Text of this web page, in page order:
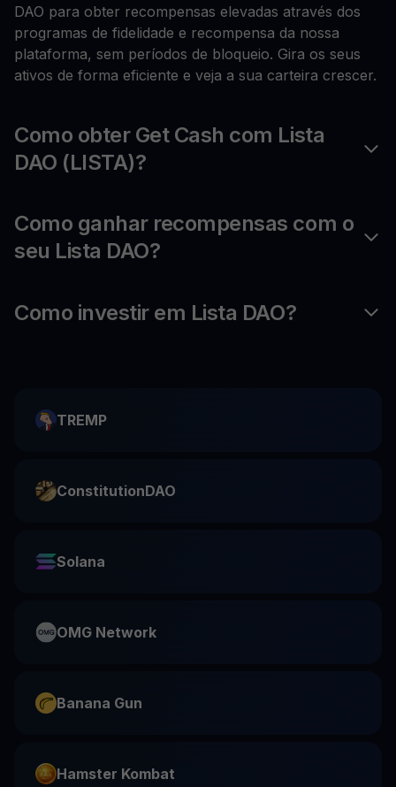
DAO para obter recompensas elevadas através dos
programas de fidelidade e recompensa da nossa
plataforma, sem períodos de bloqueio. Gira os seus
ativos de forma eficiente e veja a sua carteira crescer.
Como obter Get Cash com Lista
DAO (LISTA)?
Como ganhar recompensas com o
seu Lista DAO?
Como investir em Lista DAO?
TREMP
ConstitutionDAO
Solana
OMG Network
Banana Gun
Hamster Kombat